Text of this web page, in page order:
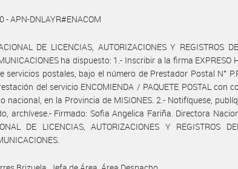
- APN-DNLAYR#ENACOM
DE LICENCIAS, AUTORIZACIONES Y REGISTROS
ha dispuesto: 1.- Inscribir a la firma EXPRESO
servicios postales, bajo el número de Prestador Postal N°
del servicio ENCOMIENDA / PAQUETE POSTAL con
nacional, en la Provincia de MISIONES. 2.- Notifíquese,
archívese.- Firmado: Sofia Angelica Fariña. Directora
DE LICENCIAS, AUTORIZACIONES Y REGISTROS